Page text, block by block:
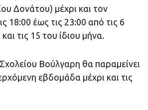
Δονάτου) μέχρι και τον
18:00 έως τις 23:00 από τις 6
τις 15 του ίδιου μήνα.
Βούλγαρη θα παραμείνει
εβδομάδα μέχρι και τις